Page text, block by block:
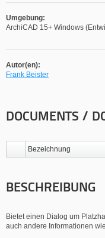
Umgebung:
ArchiCAD 15+ Windows
Autor(en):
Frank Beister
DOCUMENTS /
Bezeichnung
BESCHREIBUNG
Bietet einen Dialog um
auch andere Informationen